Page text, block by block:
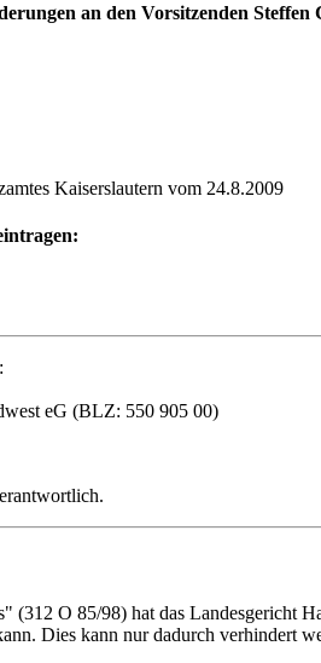
an den Vorsitzenden Steffen
Kaiserslautern vom 24.8.2009
eG (BLZ: 550 905 00)
O 85/98) hat das Landesgericht
Dies kann nur dadurch verhindert